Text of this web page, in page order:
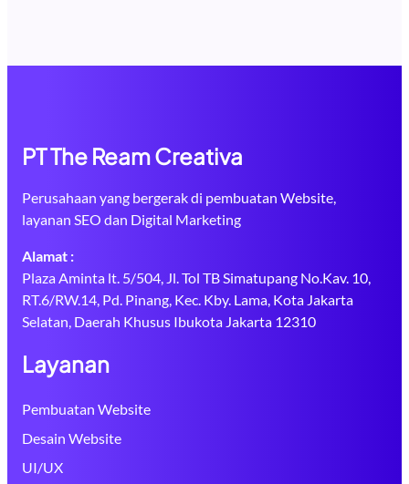
PT The Ream Creativa
Perusahaan yang bergerak di pembuatan Website,
layanan SEO dan Digital Marketing
Alamat :
Plaza Aminta lt. 5/504, Jl. Tol TB Simatupang No.Kav. 10,
RT.6/RW.14, Pd. Pinang, Kec. Kby. Lama, Kota Jakarta
Selatan, Daerah Khusus Ibukota Jakarta 12310
Layanan
Pembuatan Website
Desain Website
UI/UX